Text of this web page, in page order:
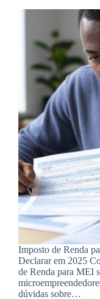
Imposto de Renda
Declarar em 2025
de Renda para MEI
dúvidas sobre…